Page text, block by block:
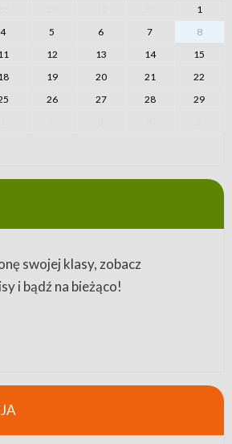
1
4 5 6 7
8
12 13 14
15
19 20 21
22
26 27 28
29
swojej klasy, zobacz
i bądź na bieżąco!